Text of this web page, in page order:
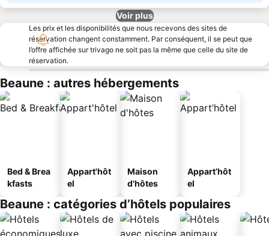
Voir plus
Les prix et les disponibilités que nous recevons des sites de
réservation changent constamment. Par conséquent, il se peut que
l’offre affichée sur trivago ne soit pas la même que celle du site de
réservation.
Beaune : autres hébergements
Bed & Brea
kfasts
Appart'hôt
el
Maison
d'hôtes
Appart’hôt
el
Beaune : catégories d’hôtels populaires